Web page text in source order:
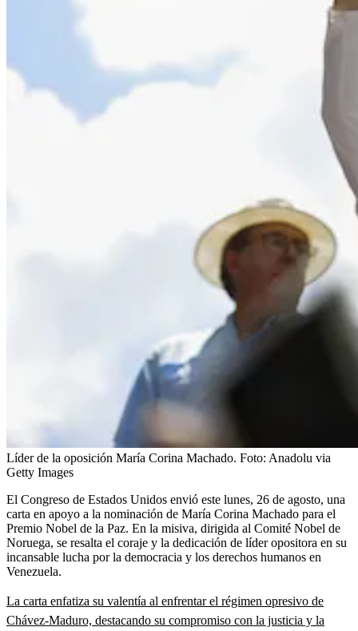
Líder de la oposición María Corina Machado. Foto: Anadolu via
Getty Images
El Congreso de Estados Unidos envió este lunes, 26 de agosto, una
carta en apoyo a la nominación de María Corina Machado para el
Premio Nobel de la Paz. En la misiva, dirigida al Comité Nobel de
Noruega, se resalta el coraje y la dedicación de líder opositora en su
incansable lucha por la democracia y los derechos humanos en
Venezuela.
La carta enfatiza su valentía al enfrentar el régimen opresivo de
Chávez-Maduro, destacando su compromiso con la justicia y la